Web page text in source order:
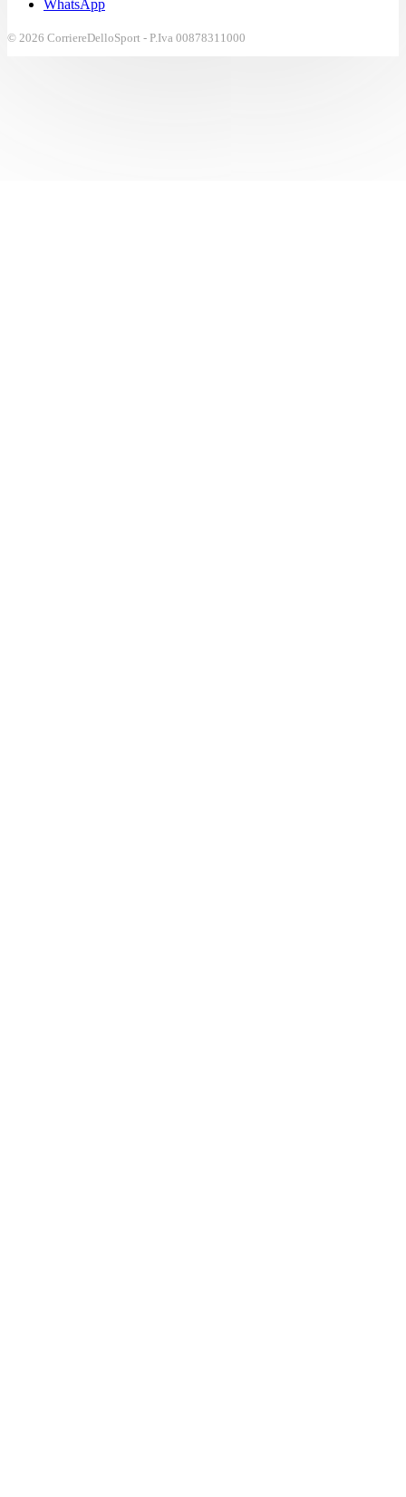
WhatsApp
© 2026 CorriereDelloSport - P.Iva 00878311000